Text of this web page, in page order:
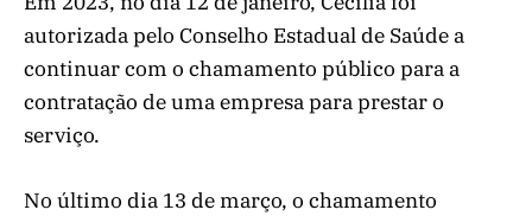
autorizada pelo Conselho Estadual de Saúde a
continuar com o chamamento público para a
contratação de uma empresa para prestar o
serviço.
No último dia 13 de março, o chamamento